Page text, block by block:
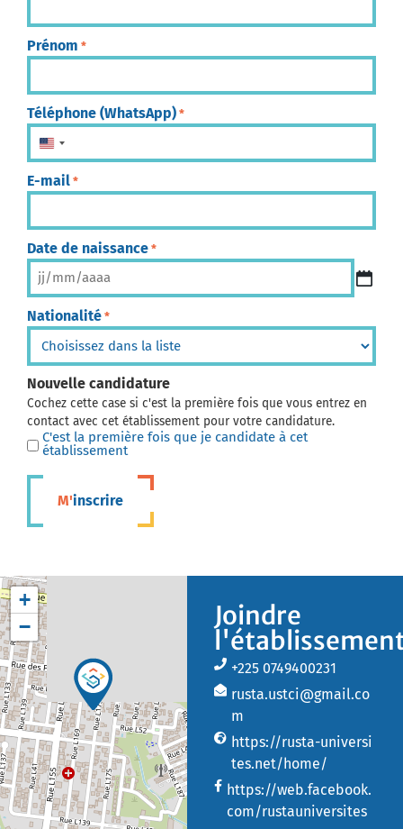
Prénom *
Téléphone (WhatsApp) *
États-Unis +1
E-mail *
Date de naissance *
Nationalité *
Nouvelle candidature
Cochez cette case si c'est la première fois que vous entrez en
contact avec cet établissement pour votre candidature.
C'est la première fois que je candidate à cet
établissement
M'inscrire
+
−
Joindre
+225 0749400231
rusta.ustci@gmail.co
m
https://rusta-universi
tes.net/home/
https://web.facebook.
com/rustauniversites